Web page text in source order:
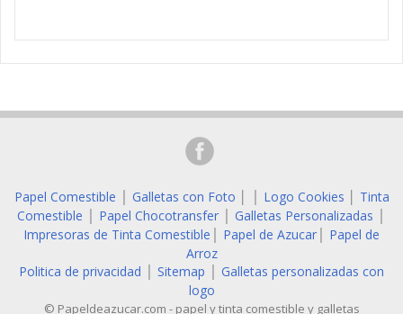
Papel Comestible Galletas con Foto Logo Cookies
Tinta
Comestible
Papel Chocotransfer Galletas Personalizadas
Impresoras de Tinta Comestible Papel de Azucar
Papel de
Arroz
Politica de privacidad
Sitemap
Galletas personalizadas con
logo
© Papeldeazucar.com - papel y tinta comestible y galletas